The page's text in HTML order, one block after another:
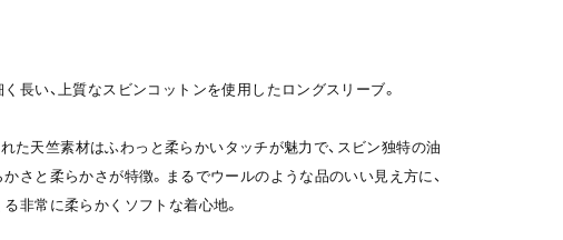
長い、上質なスビンコットンを使用したロングスリーブ。
た天竺素材はふわっと柔らかいタッチが魅力で、スビン独特の油
さと柔らかさが特徴。まるでウールのような品のいい見え方に、
非常に柔らかくソフトな着心地。